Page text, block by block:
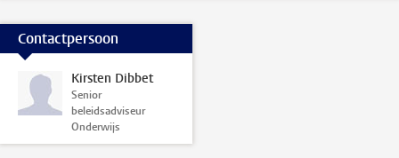
Contactpersoon
Kirsten Dibbet
Senior
beleidsadviseur
Onderwijs